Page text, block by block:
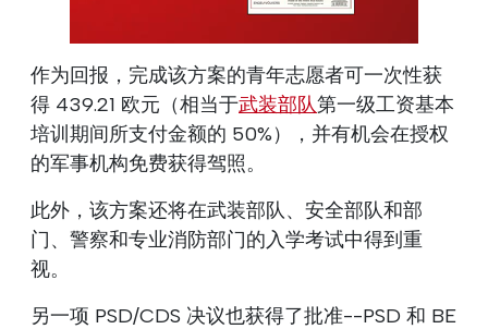
作为回报，完成该方案的青年志愿者可一次性获
得 439.21 欧元（相当于武装部队第一级工资基本
培训期间所支付金额的 50%），并有机会在授权
的军事机构免费获得驾照。
此外，该方案还将在武装部队、安全部队和部
门、警察和专业消防部门的入学考试中得到重
视。
另一项 PSD/CDS 决议也获得了批准--PSD 和 BE